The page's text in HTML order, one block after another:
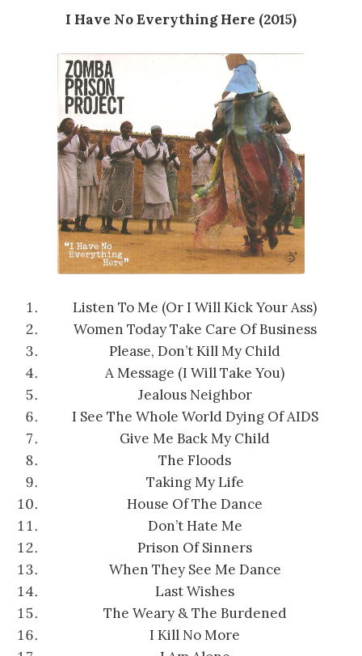
I Have No Everything Here (2015)
Listen To Me (Or I Will Kick Your Ass)
Women Today Take Care Of Business
Please, Don’t Kill My Child
A Message (I Will Take You)
Jealous Neighbor
I See The Whole World Dying Of AIDS
Give Me Back My Child
The Floods
Taking My Life
House Of The Dance
Don’t Hate Me
Prison Of Sinners
When They See Me Dance
Last Wishes
The Weary & The Burdened
I Kill No More